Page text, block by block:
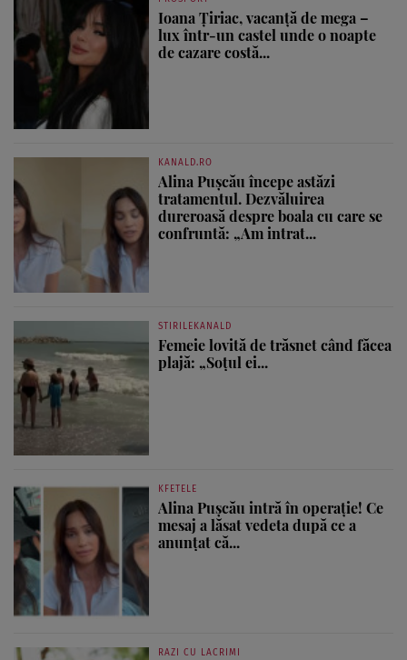
Ioana Țiriac, vacanță de mega –
lux într-un castel unde o noapte
de cazare costă...
KANALD.RO
Alina Pușcău începe astăzi
tratamentul. Dezvăluirea
dureroasă despre boala cu care se
confruntă: „Am intrat...
STIRILEKANALD
Femeie lovită de trăsnet când făcea
plajă: „Soțul ei...
KFETELE
Alina Pușcău intră în operație! Ce
mesaj a lăsat vedeta după ce a
anunțat că...
RAZI CU LACRIMI